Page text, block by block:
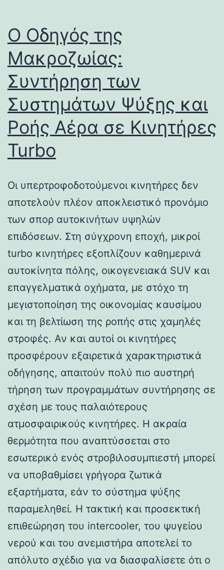
Ο Οδηγός της
Μακροζωίας:
Συντήρηση των
Συστημάτων Ψύξης και
Ροής Αέρα σε Κινητήρες
Turbo
Οι υπερτροφοδοτούμενοι κινητήρες δεν
αποτελούν πλέον αποκλειστικό προνόμιο
των σπορ αυτοκινήτων υψηλών
επιδόσεων. Στη σύγχρονη εποχή, μικροί
turbo κινητήρες εξοπλίζουν καθημερινά
αυτοκίνητα πόλης, οικογενειακά SUV και
επαγγελματικά οχήματα, με στόχο τη
μεγιστοποίηση της οικονομίας καυσίμου
και τη βελτίωση της ροπής στις χαμηλές
στροφές. Αν και αυτοί οι κινητήρες
προσφέρουν εξαιρετικά χαρακτηριστικά
οδήγησης, απαιτούν πολύ πιο αυστηρή
τήρηση των προγραμμάτων συντήρησης σε
σχέση με τους παλαιότερους
ατμοσφαιρικούς κινητήρες. Η ακραία
θερμότητα που αναπτύσσεται στο
εσωτερικό ενός στροβιλοσυμπιεστή μπορεί
να υποβαθμίσει γρήγορα ζωτικά
εξαρτήματα, εάν το σύστημα ψύξης
παραμεληθεί. Η τακτική και προσεκτική
επιθεώρηση του intercooler, του ψυγείου
νερού και του ανεμιστήρα αποτελεί το
απόλυτο σχέδιο για να διασφαλίσετε ότι ο